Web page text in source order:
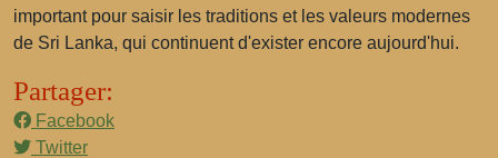
important pour saisir les traditions et les valeurs modernes
de Sri Lanka, qui continuent d'exister encore aujourd'hui.
Partager:
Facebook
Twitter